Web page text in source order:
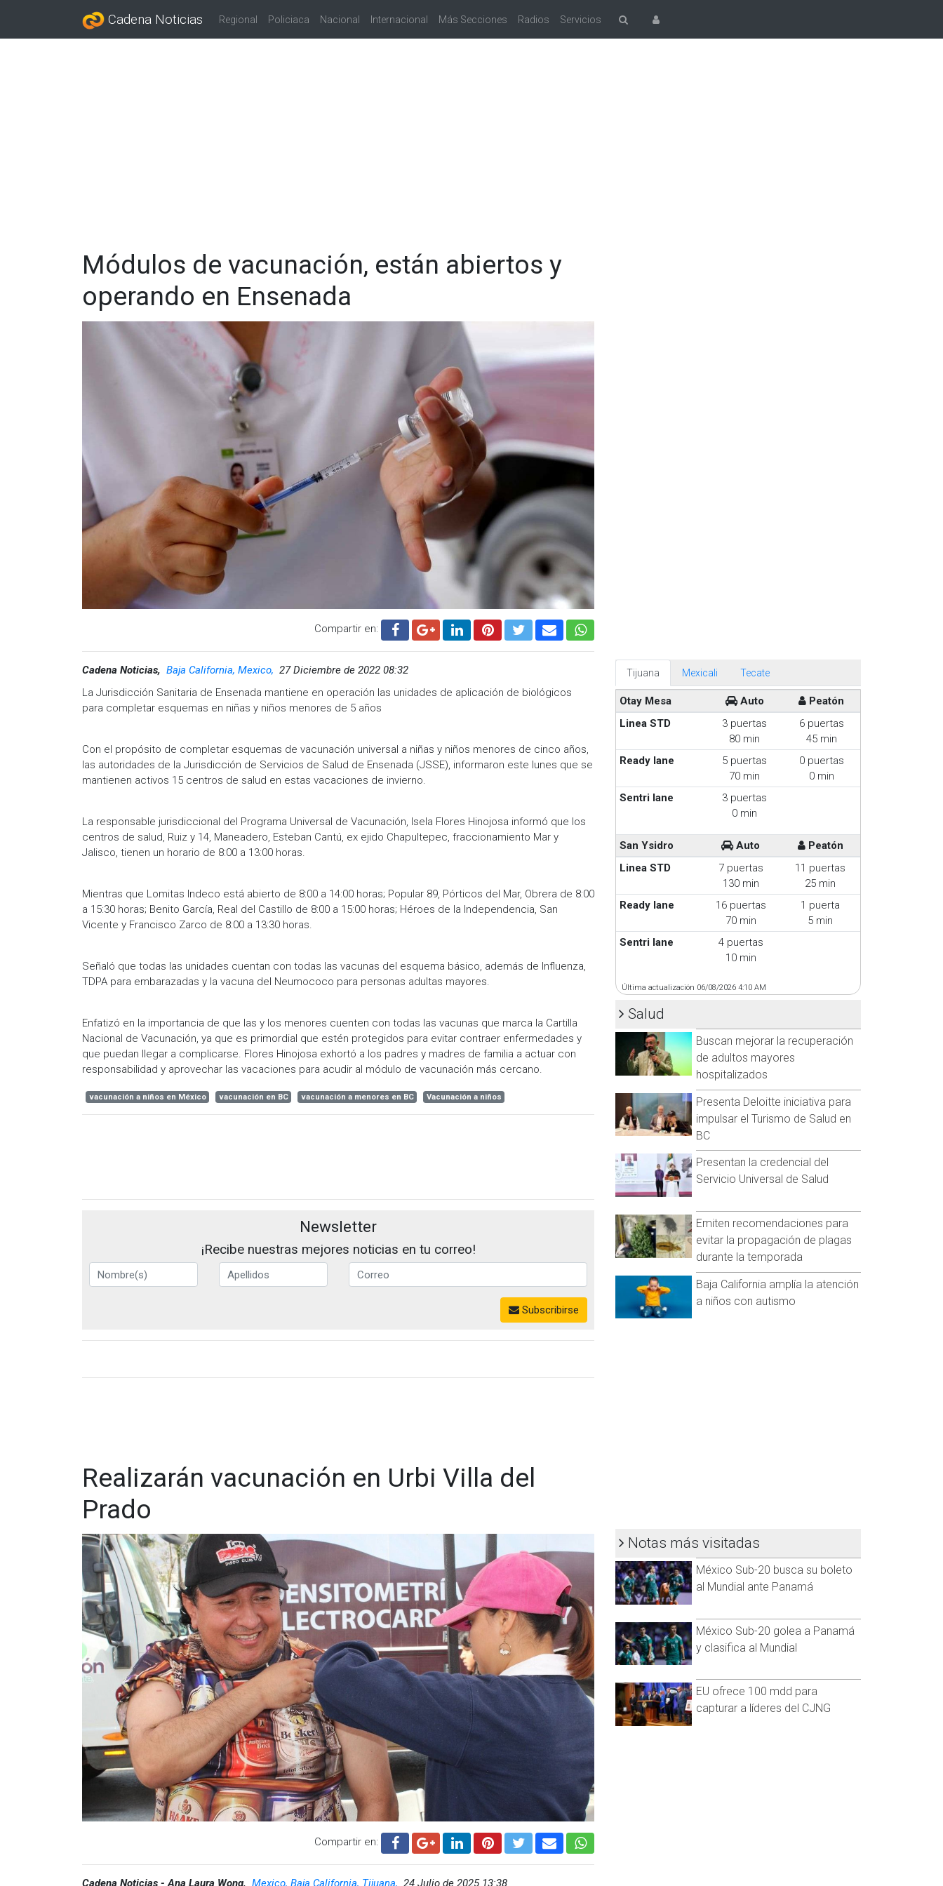
Cadena Noticias Regional Policiaca Nacional Internacional Más Secciones Radios Servicios
Módulos de vacunación, están abiertos y
operando en Ensenada
Compartir en:
Cadena Noticias, Baja California, Mexico, 27 Diciembre de 2022 08:32
La Jurisdicción Sanitaria de Ensenada mantiene en operación las unidades de aplicación de biológicos
para completar esquemas en niñas y niños menores de 5 años
Con el propósito de completar esquemas de vacunación universal a niñas y niños menores de cinco años,
las autoridades de la Jurisdicción de Servicios de Salud de Ensenada (JSSE), informaron este lunes que se
mantienen activos 15 centros de salud en estas vacaciones de invierno.
La responsable jurisdiccional del Programa Universal de Vacunación, Isela Flores Hinojosa informó que los
centros de salud, Ruiz y 14, Maneadero, Esteban Cantú, ex ejido Chapultepec, fraccionamiento Mar y
Jalisco, tienen un horario de 8:00 a 13:00 horas.
Mientras que Lomitas Indeco está abierto de 8:00 a 14:00 horas; Popular 89, Pórticos del Mar, Obrera de 8:00
a 15:30 horas; Benito García, Real del Castillo de 8:00 a 15:00 horas; Héroes de la Independencia, San
Vicente y Francisco Zarco de 8:00 a 13:30 horas.
Señaló que todas las unidades cuentan con todas las vacunas del esquema básico, además de Influenza,
TDPA para embarazadas y la vacuna del Neumococo para personas adultas mayores.
Enfatizó en la importancia de que las y los menores cuenten con todas las vacunas que marca la Cartilla
Nacional de Vacunación, ya que es primordial que estén protegidos para evitar contraer enfermedades y
que puedan llegar a complicarse. Flores Hinojosa exhortó a los padres y madres de familia a actuar con
responsabilidad y aprovechar las vacaciones para acudir al módulo de vacunación más cercano.
vacunación a niños en México vacunación en BC vacunación a menores en BC Vacunación a niños
Newsletter
¡Recibe nuestras mejores noticias en tu correo!
Subscribirse
Realizarán vacunación en Urbi Villa del
Prado
Compartir en:
Cadena Noticias - Ana Laura Wong, Mexico, Baja California, Tijuana, 24 Julio de 2025 13:38
Tijuana Mexicali Tecate
Otay Mesa Auto
Peatón
Linea STD
3 puertas
80 min
6 puertas
45 min
Ready lane
5 puertas
70 min
0 puertas
0 min
Sentri lane
3 puertas
0 min
San Ysidro Auto
Peatón
Linea STD
7 puertas
130 min
11 puertas
25 min
Ready lane
16 puertas
70 min
1 puerta
5 min
Sentri lane
4 puertas
10 min
Última actualización 06/08/2026 4:10 AM
Salud
Buscan mejorar la recuperación
de adultos mayores
hospitalizados
Presenta Deloitte iniciativa para
impulsar el Turismo de Salud en
BC
Presentan la credencial del
Servicio Universal de Salud
Emiten recomendaciones para
evitar la propagación de plagas
durante la temporada
Baja California amplía la atención
a niños con autismo
Notas más visitadas
México Sub-20 busca su boleto
al Mundial ante Panamá
México Sub-20 golea a Panamá
y clasifica al Mundial
EU ofrece 100 mdd para
capturar a líderes del CJNG